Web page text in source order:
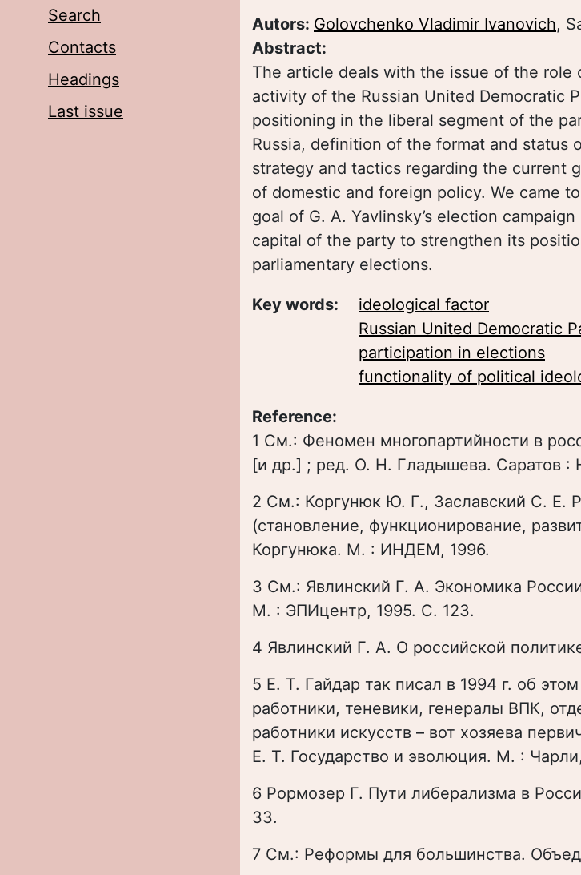
Search
Contacts
Headings
Last issue
Autors: Golovchenko Vladimir Ivanovich,
Abstract:
The article deals with the issue of the role
activity of the Russian United Democratic
positioning in the liberal segment of the
Russia, definition of the format and status
strategy and tactics regarding the current
of domestic and foreign policy. We came
goal of G. A. Yavlinsky’s election
capital of the party to strengthen its
parliamentary elections.
Key words:
ideological factor
Russian United Democratic
participation in elections
functionality of political
Reference:
1 См.: Феномен многопартийности в
[и др.] ; ред. О. Н. Гладышева. Саратов :
2 См.: Коргунюк Ю. Г., Заславский С. Е.
(становление, функционирование,
Коргунюка. М. : ИНДЕМ, 1996.
3 См.: Явлинский Г. А. Экономика
М. : ЭПИцентр, 1995. С. 123.
4 Явлинский Г. А. О российской
5 Е. Т. Гайдар так писал в 1994 г. об
работники, теневики, генералы ВПК,
работники искусств – вот хозяева
Е. Т. Государство и эволюция. М. :
6 Рормозер Г. Пути либерализма в
33.
7 См.: Реформы для большинства.